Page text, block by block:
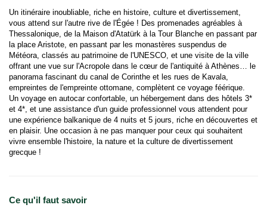
Un itinéraire inoubliable, riche en histoire, culture et divertissement,
vous attend sur l'autre rive de l'Égée ! Des promenades agréables à
Thessalonique, de la Maison d'Atatürk à la Tour Blanche en passant par
la place Aristote, en passant par les monastères suspendus de
Météora, classés au patrimoine de l'UNESCO, et une visite de la ville
offrant une vue sur l'Acropole dans le cœur de l'antiquité à Athènes… le
panorama fascinant du canal de Corinthe et les rues de Kavala,
empreintes de l'empreinte ottomane, complètent ce voyage féérique.
Un voyage en autocar confortable, un hébergement dans des hôtels 3*
et 4*, et une assistance d'un guide professionnel vous attendent pour
une expérience balkanique de 4 nuits et 5 jours, riche en découvertes et
en plaisir. Une occasion à ne pas manquer pour ceux qui souhaitent
vivre ensemble l'histoire, la nature et la culture de divertissement
grecque !
Ce qu'il faut savoir